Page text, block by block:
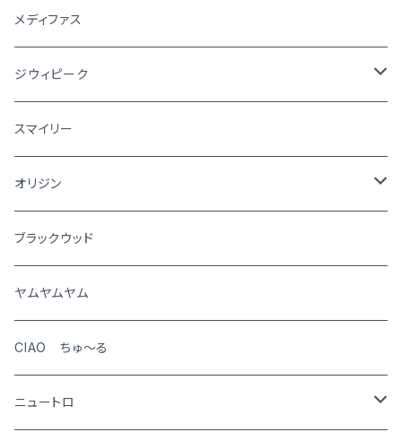
メディファス
ジウィピーク
犬
猫
スマイリー
オリジン
犬
猫
ブラックウッド
ヤムヤムヤム
CIAO ちゅ～る
ニュートロ